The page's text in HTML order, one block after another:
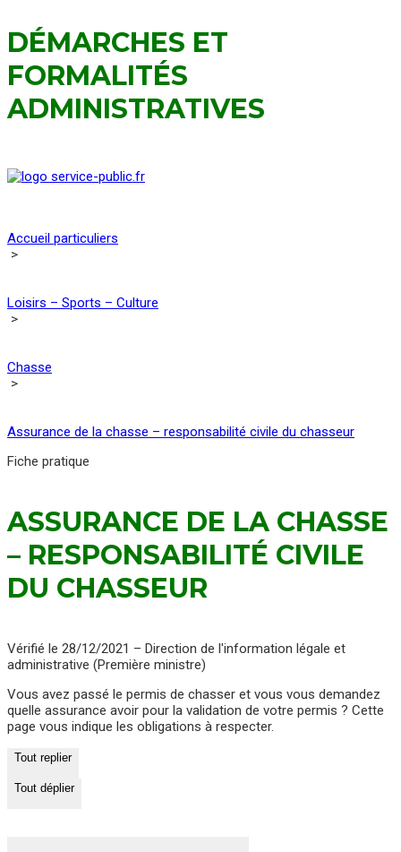
DÉMARCHES ET
FORMALITÉS
ADMINISTRATIVES
Accueil particuliers
>
Loisirs – Sports – Culture
>
Chasse
>
Assurance de la chasse – responsabilité civile du chasseur
Fiche pratique
ASSURANCE DE LA CHASSE
– RESPONSABILITÉ CIVILE
DU CHASSEUR
Vérifié le 28/12/2021 – Direction de l'information légale et
administrative (Première ministre)
Vous avez passé le permis de chasser et vous vous demandez
quelle assurance avoir pour la validation de votre permis ? Cette
page vous indique les obligations à respecter.
Tout replier
Tout déplier